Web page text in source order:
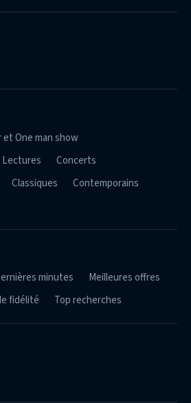
et One man show
Lectures
Concerts
Classiques
Contemporains
minutes
Meilleures offres
fidélité Top recherches